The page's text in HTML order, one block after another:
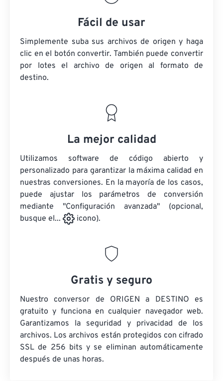
Fácil de usar
Simplemente suba sus archivos de origen y haga
clic en el botón convertir. También puede convertir
por lotes el archivo de origen al formato de
destino.
La mejor calidad
Utilizamos software de código abierto y
personalizado para garantizar la máxima calidad en
nuestras conversiones. En la mayoría de los casos,
puede ajustar los parámetros de conversión
mediante "Configuración avanzada" (opcional,
busque el...
icono).
Gratis y seguro
Nuestro conversor de ORIGEN a DESTINO es
gratuito y funciona en cualquier navegador web.
Garantizamos la seguridad y privacidad de los
archivos. Los archivos están protegidos con cifrado
SSL de 256 bits y se eliminan automáticamente
después de unas horas.